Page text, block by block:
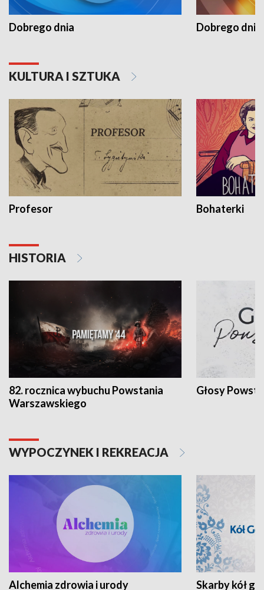
Dobrego dnia Dobrego dnia
KULTURA I SZTUKA
Profesor Bohaterki
HISTORIA
82. rocznica wybuchu Powstania
Warszawskiego
Głosy
WYPOCZYNEK I REKREACJA
Alchemia zdrowia i urody Skarby kół